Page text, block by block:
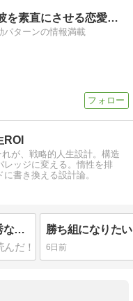
好き避けする素敵な彼を素直にさせる恋愛情報局
パターンの情報満載
が、戦略的人生設計。構造
レッジに変える。惰性を排
書き換える設計論。
仕事ができる人になりたい？「優秀な人」とはどんな人を言うのか
6日前